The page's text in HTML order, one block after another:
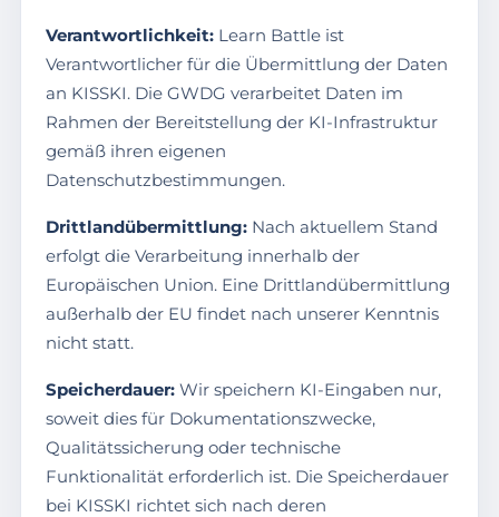
Verantwortlichkeit: Learn Battle ist
Verantwortlicher für die Übermittlung der Daten
an KISSKI. Die GWDG verarbeitet Daten im
Rahmen der Bereitstellung der KI-Infrastruktur
gemäß ihren eigenen
Datenschutzbestimmungen.
Drittlandübermittlung: Nach aktuellem Stand
erfolgt die Verarbeitung innerhalb der
Europäischen Union. Eine Drittlandübermittlung
außerhalb der EU findet nach unserer Kenntnis
nicht statt.
Speicherdauer: Wir speichern KI-Eingaben nur,
soweit dies für Dokumentationszwecke,
Qualitätssicherung oder technische
Funktionalität erforderlich ist. Die Speicherdauer
bei KISSKI richtet sich nach deren